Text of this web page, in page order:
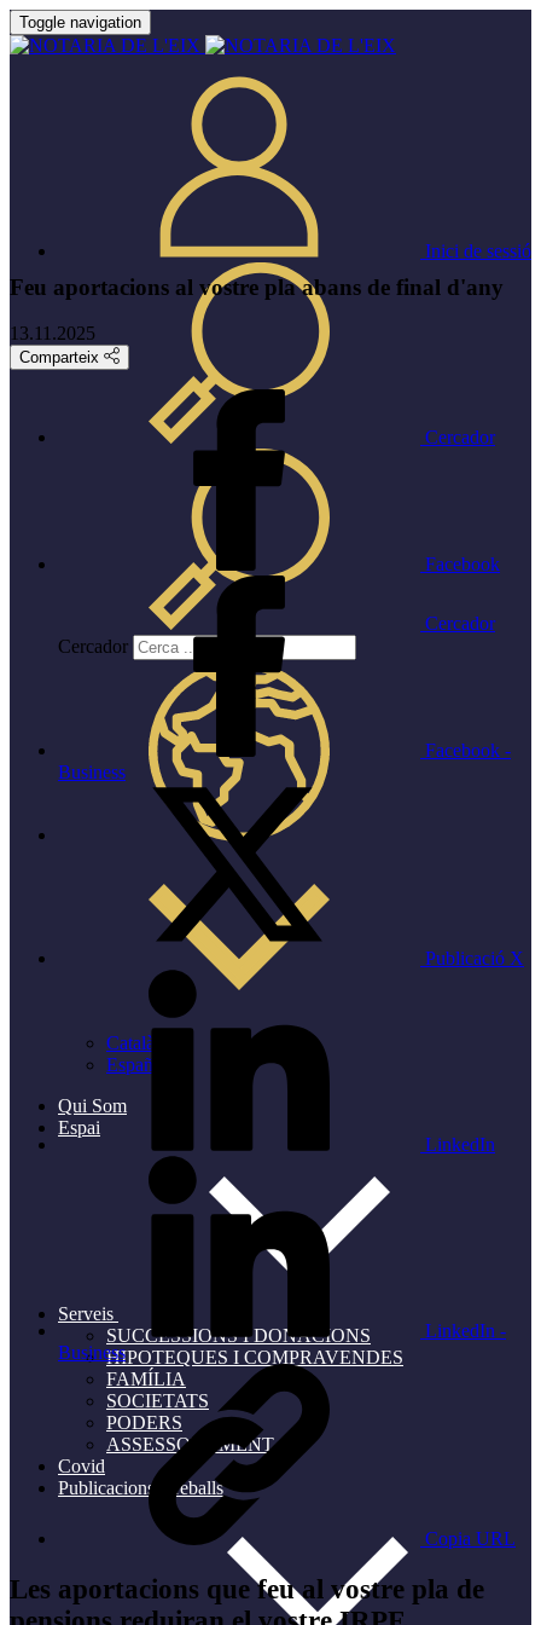
Toggle navigation
Inici de sessió
Cercador
Cercador
Cercador
Català
Español
Qui Som
Espai
Serveis
SUCCESSIONS I DONACIONS
HIPOTEQUES I COMPRAVENDES
FAMÍLIA
SOCIETATS
PODERS
ASSESSORAMENT
Covid
Publicacions i treballs
Feu aportacions al vostre pla abans de final d'any
13.11.2025
Comparteix
Facebook
Facebook -
Business
Publicació X
LinkedIn
LinkedIn -
Business
Copia URL
Les aportacions que feu al vostre pla de